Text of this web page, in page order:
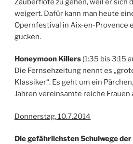
Zauberflöte zu gehen, weil er sich
weigert. Dafür kann man heute
Opernfestival in Aix-en-Provence
gucken.
Honeymoon Killers (1:35 bis 3:15
Die Fernsehzeitung nennt es
Klassiker“. Es geht um ein
Jahren vereinsamte reiche Frauen
Donnerstag, 10.7.2014
Die gefährlichsten Schulwege